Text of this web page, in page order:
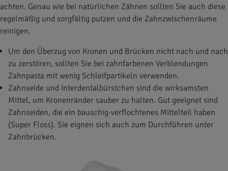
achten. Genau wie bei natürlichen Zähnen sollten Sie auch diese
regelmäßig und sorgfältig putzen und die Zahnzwischenräume
reinigen.
Um den Überzug von Kronen und Brücken nicht nach und nach
zu zerstören, sollten Sie bei zahnfarbenen Verblendungen
Zahnpasta mit wenig Schleifpartikeln verwenden.
Zahnseide und Interdentalbürstchen sind die wirksamsten
Mittel, um Kronenränder sauber zu halten. Gut geeignet sind
Zahnseiden, die ein bauschig-verflochtenes Mittelteil haben
(Super Floss). Sie eignen sich auch zum Durchführen unter
Zahnbrücken.